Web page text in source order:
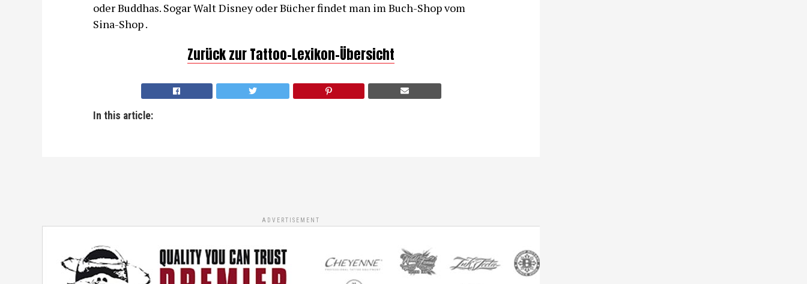
oder Buddhas. Sogar Walt Disney oder Bücher findet man im Buch-Shop vom
Sina-Shop .
Zurück zur Tattoo-Lexikon-Übersicht
In this article:
ADVERTISEMENT